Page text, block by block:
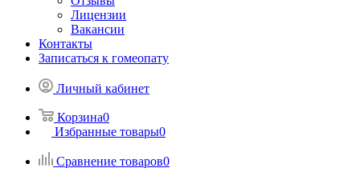
Лицензии
Вакансии
Контакты
Записаться к гомеопату
Личный кабинет
Корзина0
Избранные товары0
Сравнение товаров0